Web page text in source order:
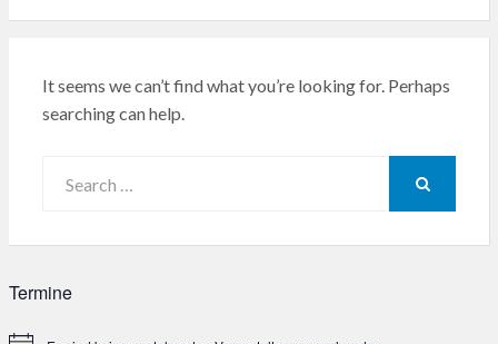
It seems we can’t find what you’re looking for. Perhaps
searching can help.
for:
Termine